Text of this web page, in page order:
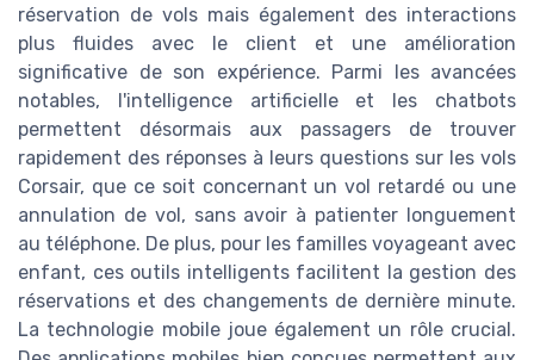
réservation de vols mais également des interactions
plus fluides avec le client et une amélioration
significative de son expérience. Parmi les avancées
notables, l'intelligence artificielle et les chatbots
permettent désormais aux passagers de trouver
rapidement des réponses à leurs questions sur les vols
Corsair, que ce soit concernant un vol retardé ou une
annulation de vol, sans avoir à patienter longuement
au téléphone. De plus, pour les familles voyageant avec
enfant, ces outils intelligents facilitent la gestion des
réservations et des changements de dernière minute.
La technologie mobile joue également un rôle crucial.